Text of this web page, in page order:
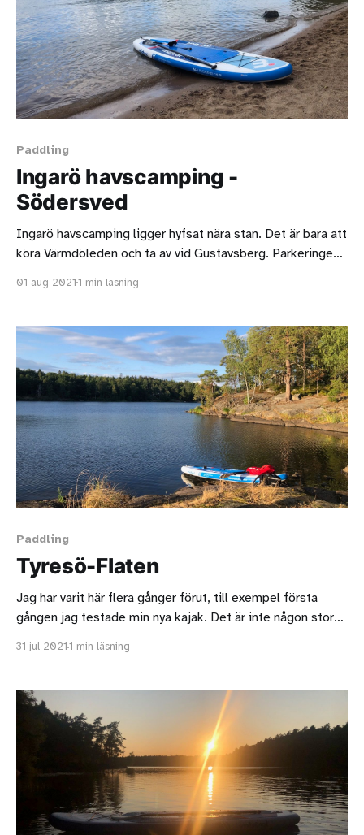
Paddling
Ingarö havscamping -
Södersved
Ingarö havscamping ligger hyfsat nära stan. Det är bara att
köra Värmdöleden och ta av vid Gustavsberg. Parkeringen
ligger nära stranden. Det finns en ramp, för de som gillar
01 aug 20211 min läsning
Paddling
Tyresö-Flaten
Jag har varit här flera gånger förut, till exempel första
gången jag testade min nya kajak. Det är inte någon stor
Denna gången måste något ha varit fel för precis vid
ligger ett pumphus
31 jul 20211 min läsning